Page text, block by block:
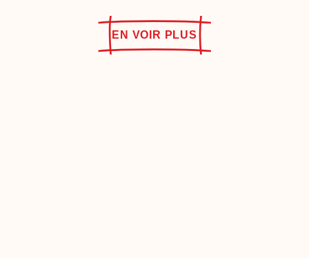
EN VOIR PLUS